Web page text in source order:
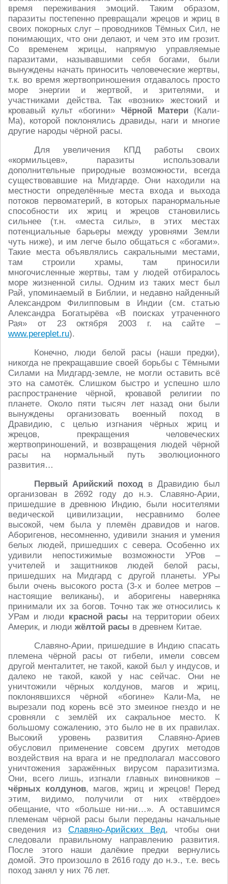
время переживания эмоций. Таким образом,
паразиты постепенно превращали жрецов и жриц в
своих покорных слуг – проводников Тёмных Сил, не
понимающих, что они делают, и чем это им грозит.
Со временем жрицы, напрямую управляемые
паразитами, называвшими себя богами, были
вынуждены начать приносить человеческие жертвы,
т.к. во время жертвоприношения отдавалось просто
море энергии и жертвой, и зрителями, и
участниками действа. Так «возник» жестокий и
кровавый культ «богини» Чёрной Матери(Кали-
Ма), которой поклонялись дравиды, наги и многие
другие народы чёрной расы.
Для увеличения КПД работы своих
«кормильцев», паразиты использовали
дополнительные природные возможности, всегда
существовавшие на Мидгарде. Они находили на
местности определённые места входа и выхода
потоков первоматерий, в которых паранормальные
способности их жриц и жрецов становились
сильнее (т.н. «места силы», в этих местах
потенциальные барьеры между уровнями Земли
чуть ниже), и им легче было общаться с «богами».
Такие места объявлялись сакральными местами,
там строили храмы, там приносили
многочисленные жертвы, там у людей отбиралось
море жизненной силы. Одним из таких мест был
Рай, упоминаемый в Библии, и недавно найденный
Александром Филипповым в Индии (см. статью
Александра Богатырёва «В поисках утраченного
Рая» от 23 октября 2003 г. на сайте –
www.pereplet.ru).
Конечно, люди белой расы (наши предки),
никогда не прекращавшие своей борьбы с Тёмными
Силами на Мидгард-земле, не могли оставить всё
это на самотёк. Слишком быстро и успешно шло
распространение чёрной, кровавой религии по
планете. Около пяти тысяч лет назад они были
вынуждены организовать военный поход в
Дравидию, с целью изгнания чёрных жриц и
жрецов, прекращения человеческих
жертвоприношений, и возвращения людей чёрной
расы на нормальный путь эволюционного
развития…
Первый Арийский поход в Дравидию был
организован в 2692 году до н.э. Славяно-Арии,
пришедшие в древнюю Индию, были носителями
ведической цивилизации, несравнимо более
высокой, чем была у племён дравидов и нагов.
Аборигенов, несомненно, удивили знания и умения
белых людей, пришедших с севера. Особенно их
удивили непостижимые возможности УРов –
учителей и защитников людей белой расы,
пришедших на Мидгард с другой планеты. УРы
были очень высокого роста (3-х и более метров –
настоящие великаны), и аборигены наверняка
принимали их за богов. Точно так же относились к
УРам и люди красной расы на территории обеих
Америк, и люди жёлтой расы в древнем Китае.
Славяно-Арии, пришедшие в Индию спасать
племена чёрной расы от гибели, имели совсем
другой менталитет, не такой, какой был у индусов, и
далеко не такой, какой у нас сейчас. Они не
уничтожили чёрных колдунов, магов и жриц,
поклонявшихся чёрной «богине» Кали-Ма, не
вырезали под корень всё это змеиное гнездо и не
сровняли с землёй их сакральное место. К
большому сожалению, это было не в их правилах.
Высокий уровень развития Славяно-Ариев
обусловил применение совсем других методов
воздействия на врага и не предполагал массового
уничтожения заражённых вирусом паразитизма.
Они, всего лишь, изгнали главных виновников –
чёрных колдунов, магов, жриц и жрецов! Перед
этим, видимо, получили от них «твёрдое»
обещание, что «больше ни-ни…». А оставшимся
племенам чёрной расы были переданы начальные
сведения из Славяно-Арийских Вед, чтобы они
следовали правильному направлению развития.
После этого наши далёкие предки вернулись
домой. Это произошло в 2616 году до н.э., т.е. весь
поход занял у них 76 лет.